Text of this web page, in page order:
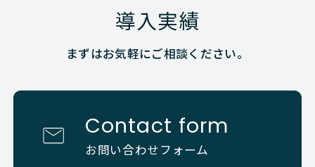
導入実績
まずはお気軽にご相談ください。
Contact form
お問い合わせフォーム